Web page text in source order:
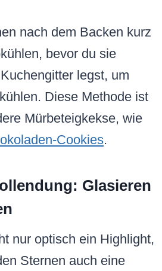
nach dem Backen kurz
bevor du sie
legst, um
Diese Methode ist
Mürbeteigkekse, wie
Cookies.
Glasieren
nur optisch ein Highlight,
Sternen auch eine